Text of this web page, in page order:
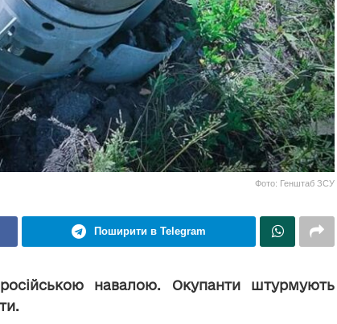
Фото: Генштаб ЗСУ
Поширити в Telegram
навалою. Окупанти штурмують